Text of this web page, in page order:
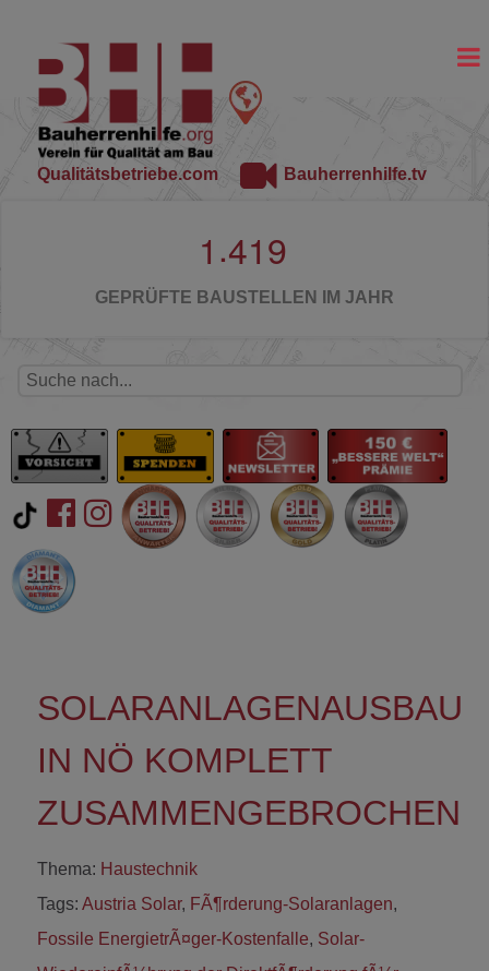
Qualitätsbetriebe.com Bauherrenhilfe.tv
1 .419
GEPRÜFTE BAUSTELLEN IM JAHR
SOLARANLAGENAUSBAU
IN NÖ KOMPLETT
ZUSAMMENGEBROCHEN
Thema: Haustechnik
Tags: Austria Solar, FÃ¶rderung-Solaranlagen,
Fossile EnergietrÃ¤ger-Kostenfalle, Solar-